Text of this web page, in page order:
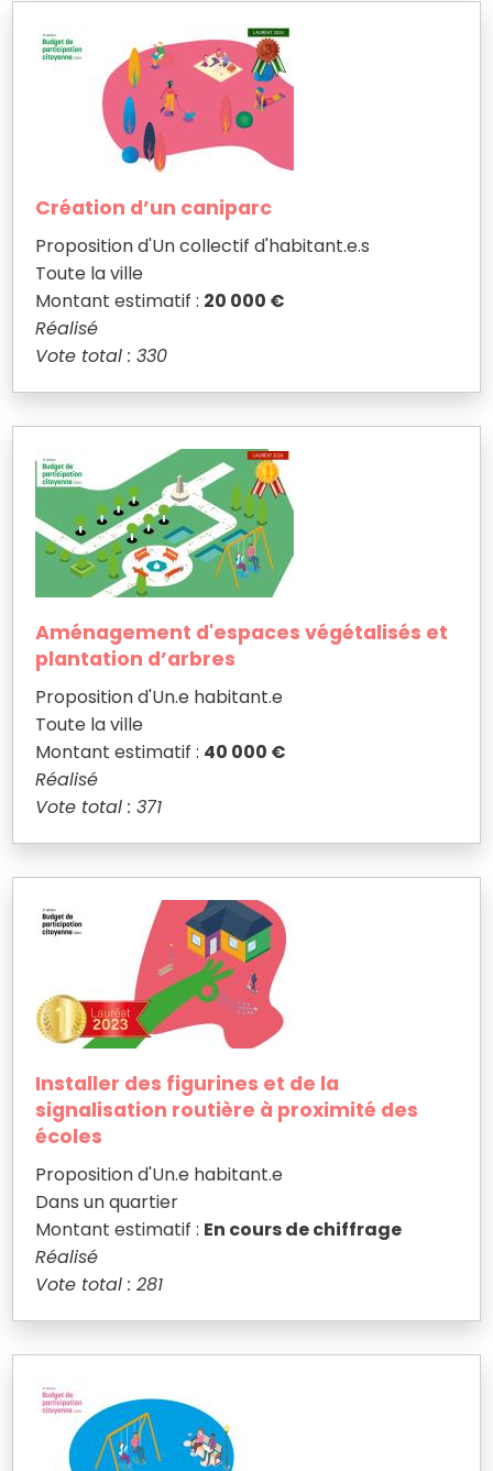
Création d’un caniparc
Proposition d'Un collectif d'habitant.e.s
Toute la ville
Montant estimatif : 20 000 €
Réalisé
Vote total : 330
Aménagement d'espaces végétalisés et
plantation d’arbres
Proposition d'Un.e habitant.e
Toute la ville
Montant estimatif : 40 000 €
Réalisé
Vote total : 371
Installer des figurines et de la
signalisation routière à proximité des
écoles
Proposition d'Un.e habitant.e
Dans un quartier
Montant estimatif : En cours de chiffrage
Réalisé
Vote total : 281